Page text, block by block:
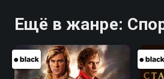
Ещё в жанре: